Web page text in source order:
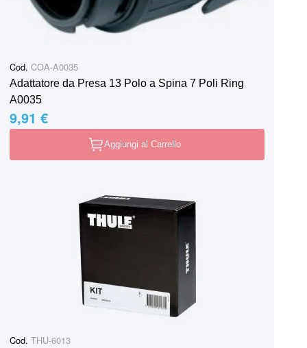
Cod. COA-A0035
Adattatore da Presa 13 Polo a Spina 7 Poli Ring
A0035
9,91 €
Aggiungi al Carrello
Cod. THU-6013